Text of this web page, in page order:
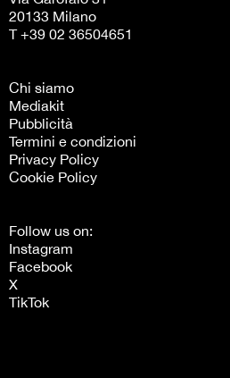
20133 Milano
T +39 02 36504651
Chi siamo
Mediakit
Pubblicità
Termini e condizioni
Privacy Policy
Cookie Policy
Follow us on:
Instagram
Facebook
X
TikTok